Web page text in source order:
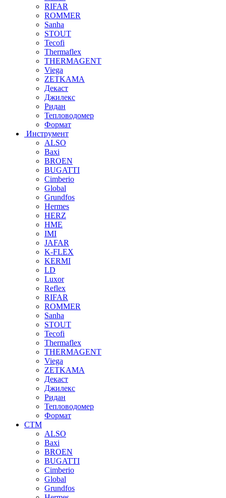
RIFAR
ROMMER
Sanha
STOUT
Tecofi
Thermaflex
THERMAGENT
Viega
ZETKAMA
Декаст
Джилекс
Ридан
Тепловодомер
Формат
Инструмент
ALSO
Baxi
BROEN
BUGATTI
Cimberio
Global
Grundfos
Hermes
HERZ
HME
IMI
JAFAR
K-FLEX
KERMI
LD
Luxor
Reflex
RIFAR
ROMMER
Sanha
STOUT
Tecofi
Thermaflex
THERMAGENT
Viega
ZETKAMA
Декаст
Джилекс
Ридан
Тепловодомер
Формат
СТМ
ALSO
Baxi
BROEN
BUGATTI
Cimberio
Global
Grundfos